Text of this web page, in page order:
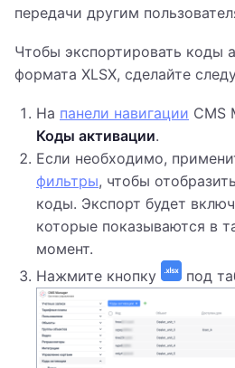
передачи другим
Чтобы экспортировать коды
формата XLSX, сделайте
На панели навигации CMS
Коды активации.
Если необходимо,
фильтры, чтобы
коды. Экспорт будет
которые показываются в
момент.
Нажмите кнопку
под